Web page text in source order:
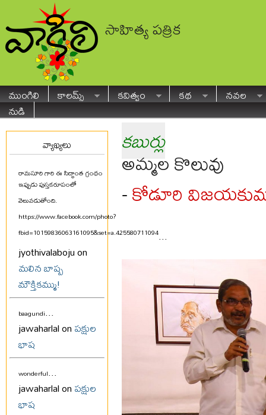
సాహిత్య పత్రిక
ముంగిలి కాలమ్స్ కవిత్వం కథ
నవల
నుడి
వ్యాఖ్యలు
రామసూరి గారి ఈ సిద్ధాంత గ్రంథం
ఇప్పుడు పుస్తకరూపంలో
వెలువడుతోంది.
https://www.facebook.com/photo?
fbid=10159836063161095&set=a.425580711094...
jyothivalaboju on
మలిన బాష్ప
మౌక్తికమ్ము!
baagundi...
jawaharlal onపక్షుల
భాష
wonderful...
jawaharlal onపక్షుల
భాష
కబుర్లు
అమ్మల కొలువు
-కోడూరి